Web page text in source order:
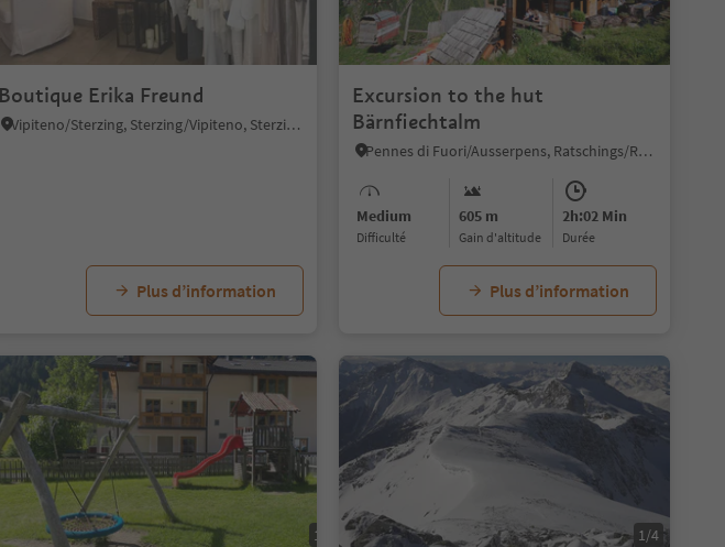
Boutique Erika Freund
Vipiteno/Sterzing, Sterzing/Vipiteno, Sterzing/Vipiteno and environs
Plus d’information
Excursion to the hut
Bärnfiechtalm
Pennes di Fuori/Ausserpens, Ratschings/Racines, Sterzing/Vipiteno and environs
Medium
Difficulté
605 m
Gain d'altitude
2h:02 Min
durée
Plus d’information
1/3 1/4